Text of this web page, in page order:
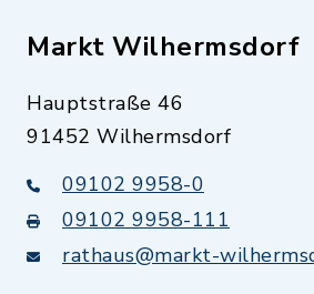
Markt Wilhermsdorf
Hauptstraße 46
91452 Wilhermsdorf
09102 9958-0
09102 9958-111
rathaus@markt-